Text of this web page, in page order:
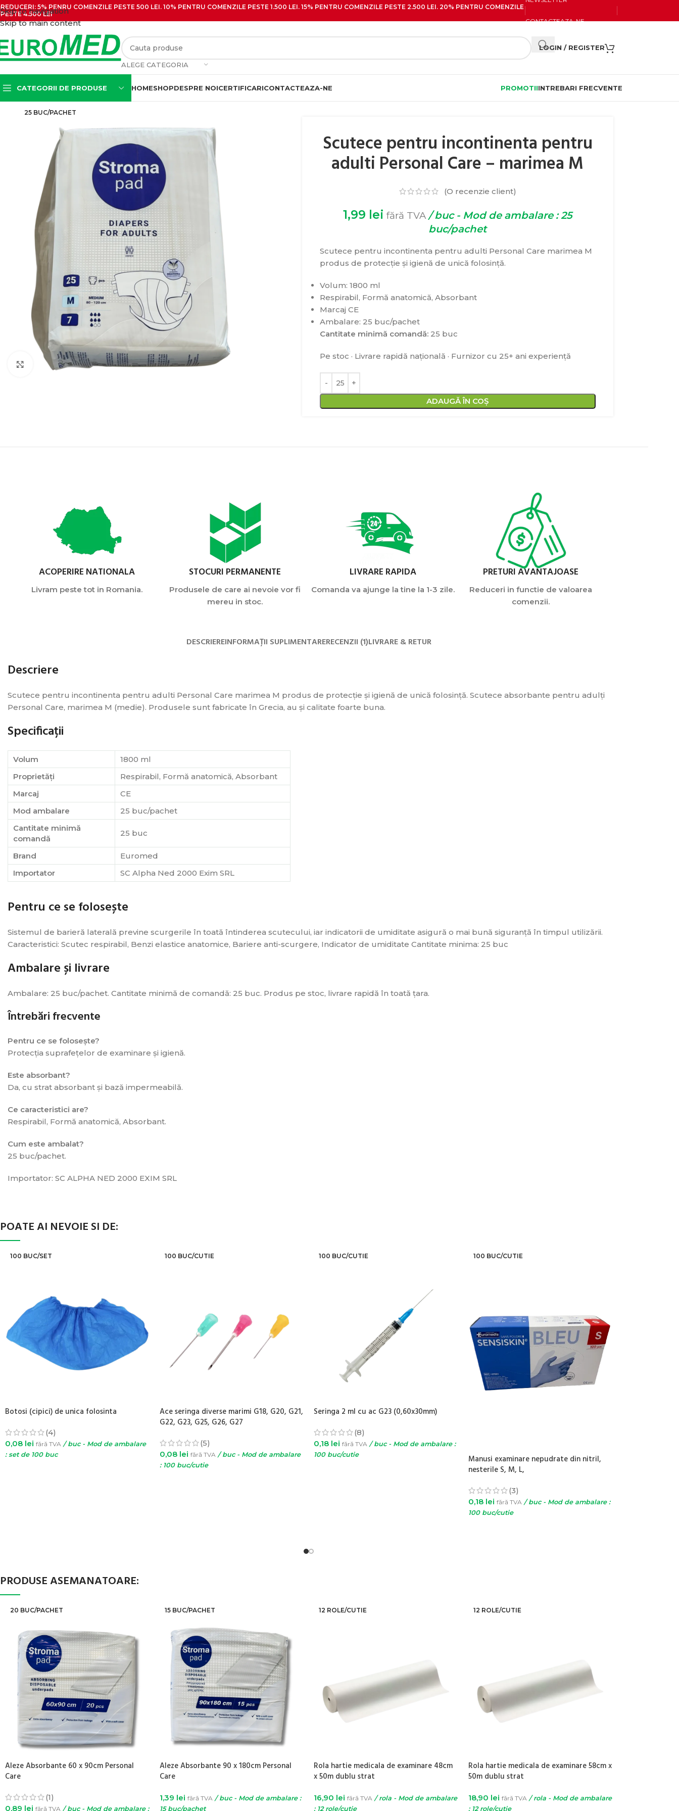
Skip to navigation
Skip to main content
REDUCERI: 5% PENRU COMENZILE PESTE 500 LEI. 10% PENTRU COMENZILE PESTE 1.500 LEI. 15% PENTRU COMENZILE PESTE 2.500 LEI. 20% PENTRU COMENZILE
PESTE 4.500 LEI
CONTACTEAZA-NE
ALEGE CATEGORIA
LOGIN / REGISTER
CATEGORII DE PRODUSE
Seringi cu ac pentru
Seringi cu ac si filet
Seringi pentru irigatii
(Tip Guyon)
HOMESHOPDESPRE NOICERTIFICARICONTACTEAZA-NE PROMOTIIINTREBARI FRECVENTE
25 BUC/PACHET
Click pentru zoom
Scutece pentru incontinenta pentru
adulti Personal Care – marimea M
(O recenzie client)
1,99 lei fără TVA/ buc - Mod de ambalare : 25
buc/pachet
Scutece pentru incontinenta pentru adulti Personal Care marimea M
produs de protecție și igienă de unică folosință.
Volum: 1800 ml
Respirabil, Formă anatomică, Absorbant
Marcaj CE
Ambalare: 25 buc/pachet
Cantitate minimă comandă: 25 buc
Pe stoc · Livrare rapidă națională · Furnizor cu 25+ ani experiență
ADAUGĂ ÎN COȘ
ACOPERIRE NATIONALA
Livram peste tot in Romania.
STOCURI PERMANENTE
Produsele de care ai nevoie vor fi
mereu in stoc.
LIVRARE RAPIDA
Comanda va ajunge la tine la 1-3 zile.
PRETURI AVANTAJOASE
Reduceri in functie de valoarea
comenzii.
DESCRIEREINFORMAȚII SUPLIMENTARERECENZII (1)LIVRARE & RETUR
Descriere
Scutece pentru incontinenta pentru adulti Personal Care marimea M produs de protecție și igienă de unică folosință. Scutece absorbante pentru adulți
Personal Care, marimea M (medie). Produsele sunt fabricate în Grecia, au și calitate foarte buna.
Specificații
Volum
1800 ml
Proprietăți
Respirabil, Formă anatomică, Absorbant
Marcaj
CE
Mod ambalare
25 buc/pachet
Cantitate minimă
comandă
25 buc
Brand
Euromed
Importator
SC Alpha Ned 2000 Exim SRL
Pentru ce se folosește
Sistemul de barieră laterală previne scurgerile în toată întinderea scutecului, iar indicatorii de umiditate asigură o mai bună siguranță în timpul utilizării.
Caracteristici: Scutec respirabil, Benzi elastice anatomice, Bariere anti-scurgere, Indicator de umiditate Cantitate minima: 25 buc
Ambalare și livrare
Ambalare: 25 buc/pachet. Cantitate minimă de comandă: 25 buc. Produs pe stoc, livrare rapidă în toată țara.
Întrebări frecvente
Pentru ce se folosește?
Protecția suprafețelor de examinare și igienă.
Este absorbant?
Da, cu strat absorbant și bază impermeabilă.
Ce caracteristici are?
Respirabil, Formă anatomică, Absorbant.
Cum este ambalat?
25 buc/pachet.
Importator: SC ALPHA NED 2000 EXIM SRL
POATE AI NEVOIE SI DE:
100 BUC/SET
Botosi (cipici) de unica folosinta
(4)
0,08 lei fără TVA / buc - Mod de ambalare
: set de 100 buc
100 BUC/CUTIE
Ace seringa diverse marimi G18, G20, G21,
G22, G23, G25, G26, G27
(5)
0,08 lei fără TVA / buc - Mod de ambalare
: 100 buc/cutie
100 BUC/CUTIE
Seringa 2 ml cu ac G23 (0,60x30mm)
(8)
0,18 lei fără TVA / buc - Mod de ambalare :
100 buc/cutie
100 BUC/CUTIE
Manusi examinare nepudrate din nitril,
nesterile S, M, L,
(3)
0,18 lei fără TVA/ buc - Mod de ambalare :
100 buc/cutie
PRODUSE ASEMANATOARE:
20 BUC/PACHET
Aleze Absorbante 60 x 90cm Personal
Care
(1)
0,89 lei fără TVA / buc - Mod de ambalare :
15 BUC/PACHET
Aleze Absorbante 90 x 180cm Personal
Care
1,39 lei fără TVA / buc - Mod de ambalare :
15 buc/pachet
12 ROLE/CUTIE
Rola hartie medicala de examinare 48cm
x 50m dublu strat
16,90 lei fără TVA / rola - Mod de ambalare
: 12 role/cutie
12 ROLE/CUTIE
Rola hartie medicala de examinare 58cm x
50m dublu strat
18,90 lei fără TVA / rola - Mod de ambalare
: 12 role/cutie